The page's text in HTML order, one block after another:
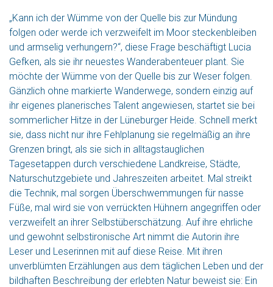
„Kann ich der Wümme von der Quelle bis zur Mündung
folgen oder werde ich verzweifelt im Moor steckenbleiben
und armselig verhungern?“, diese Frage beschäftigt Lucia
Gefken, als sie ihr neuestes Wanderabenteuer plant. Sie
möchte der Wümme von der Quelle bis zur Weser folgen.
Gänzlich ohne markierte Wanderwege, sondern einzig auf
ihr eigenes planerisches Talent angewiesen, startet sie bei
sommerlicher Hitze in der Lüneburger Heide. Schnell merkt
sie, dass nicht nur ihre Fehlplanung sie regelmäßig an ihre
Grenzen bringt, als sie sich in alltagstauglichen
Tagesetappen durch verschiedene Landkreise, Städte,
Naturschutzgebiete und Jahreszeiten arbeitet. Mal streikt
die Technik, mal sorgen Überschwemmungen für nasse
Füße, mal wird sie von verrückten Hühnern angegriffen oder
verzweifelt an ihrer Selbstüberschätzung. Auf ihre ehrliche
und gewohnt selbstironische Art nimmt die Autorin ihre
Leser und Leserinnen mit auf diese Reise. Mit ihren
unverblümten Erzählungen aus dem täglichen Leben und der
bildhaften Beschreibung der erlebten Natur beweist sie: Ein